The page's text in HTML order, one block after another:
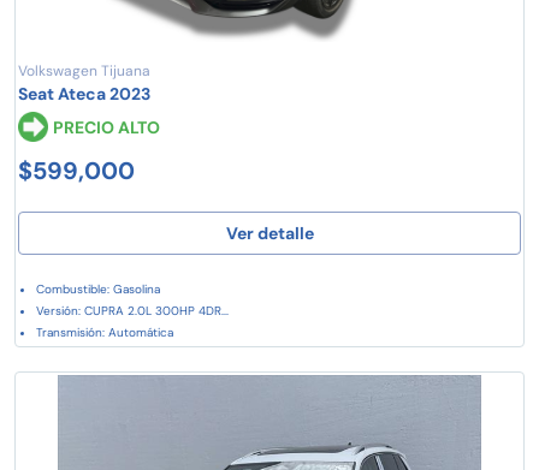
Volkswagen Tijuana
Seat Ateca 2023
PRECIO ALTO
$599,000
Ver detalle
Combustible: Gasolina
Versión: CUPRA 2.0L 300HP 4DR...
Transmisión: Automática